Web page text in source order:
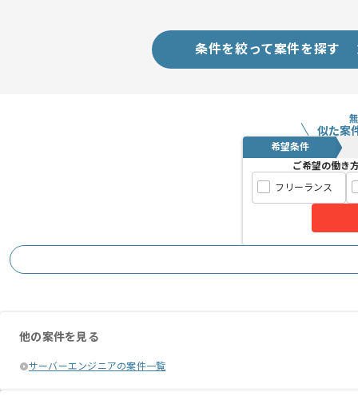
条件を絞って案件を探す
似た案
希望条件
ご希望の働き
フリーランス
他の案件を見る
サーバーエンジニアの案件一覧